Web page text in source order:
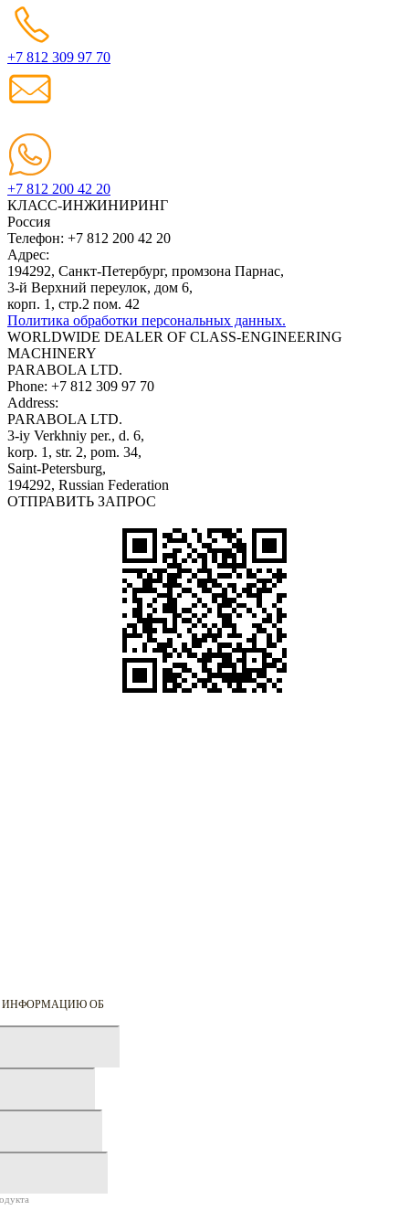
+7 812 309 97 70
+7 812 200 42 20
КЛАСС-ИНЖИНИРИНГ
Россия
Телефон: +7 812 200 42 20
Адрес:
194292, Санкт-Петербург, промзона Парнас,
3-й Верхний переулок, дом 6,
корп. 1, стр.2 пом. 42
Политика обработки персональных данных.
WORLDWIDE DEALER OF CLASS-ENGINEERING
MACHINERY
PARABOLA LTD.
Phone: +7 812 309 97 70
Address:
PARABOLA LTD.
3-iy Verkhniy per., d. 6,
korp. 1, str. 2, pom. 34,
Saint-Petersburg,
194292, Russian Federation
ОТПРАВИТЬ ЗАПРОС
ИНФОРМАЦИЮ ОБ